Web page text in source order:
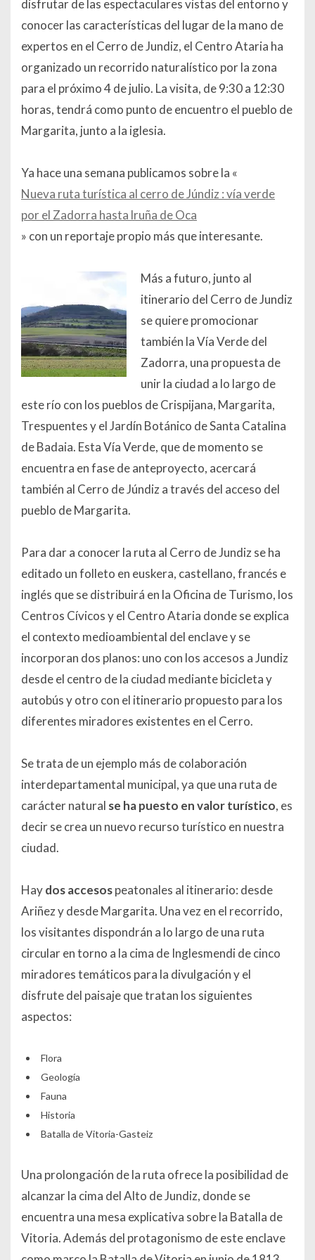
disfrutar de las espectaculares vistas del entorno y
conocer las características del lugar de la mano de
expertos en el Cerro de Jundiz, el Centro Ataria ha
organizado un recorrido naturalístico por la zona
para el próximo 4 de julio. La visita, de 9:30 a 12:30
horas, tendrá como punto de encuentro el pueblo de
Margarita, junto a la iglesia.
Ya hace una semana publicamos sobre la «
Nueva ruta turística al cerro de Júndiz : vía verde
por el Zadorra hasta lruña de Oca
» con un reportaje propio más que interesante.
Más a futuro, junto al
itinerario del Cerro de Jundiz
se quiere promocionar
también la Vía Verde del
Zadorra, una propuesta de
unir la ciudad a lo largo de
este río con los pueblos de Crispijana, Margarita,
Trespuentes y el Jardín Botánico de Santa Catalina
de Badaia. Esta Vía Verde, que de momento se
encuentra en fase de anteproyecto, acercará
también al Cerro de Júndiz a través del acceso del
pueblo de Margarita.
Para dar a conocer la ruta al Cerro de Jundiz se ha
editado un folleto en euskera, castellano, francés e
inglés que se distribuirá en la Oficina de Turismo, los
Centros Cívicos y el Centro Ataria donde se explica
el contexto medioambiental del enclave y se
incorporan dos planos: uno con los accesos a Jundiz
desde el centro de la ciudad mediante bicicleta y
autobús y otro con el itinerario propuesto para los
diferentes miradores existentes en el Cerro.
Se trata de un ejemplo más de colaboración
interdepartamental municipal, ya que una ruta de
carácter natural se ha puesto en valor turístico, es
decir se crea un nuevo recurso turístico en nuestra
ciudad.
Haydos accesospeatonales al itinerario: desde
Ariñez y desde Margarita. Una vez en el recorrido,
los visitantes dispondrán a lo largo de una ruta
circular en torno a la cima de Inglesmendi de cinco
miradores temáticos para la divulgación y el
disfrute del paisaje que tratan los siguientes
aspectos:
Flora
Geología
Fauna
Historia
Batalla de Vitoria-Gasteiz
Una prolongación de la ruta ofrece la posibilidad de
alcanzar la cima del Alto de Jundiz, donde se
encuentra una mesa explicativa sobre la Batalla de
Vitoria. Además del protagonismo de este enclave